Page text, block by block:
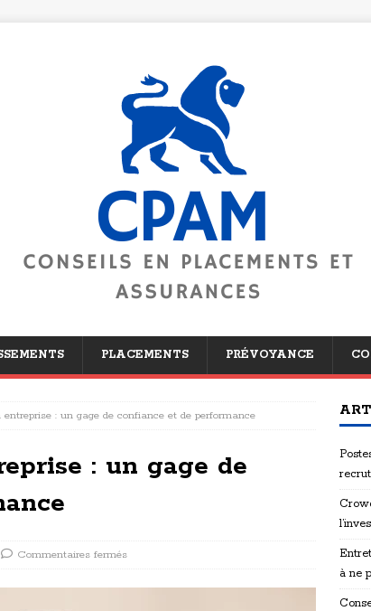
PLACEMENTS PRÉVOYANCE
: un gage de confiance et de performance
: un gage de
Commentaires fermés
à ne